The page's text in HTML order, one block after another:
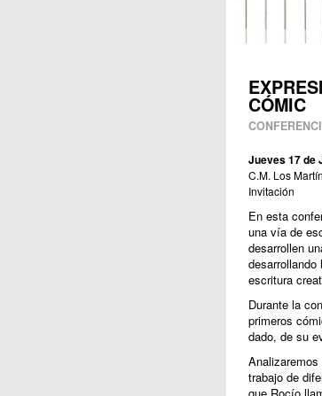
CÓMIC
Jueves 17 de
C.M. Los
Invitación
En esta
una vía de
desarrollen
escritura
Durante la
primeros
dado, de su
trabajo de